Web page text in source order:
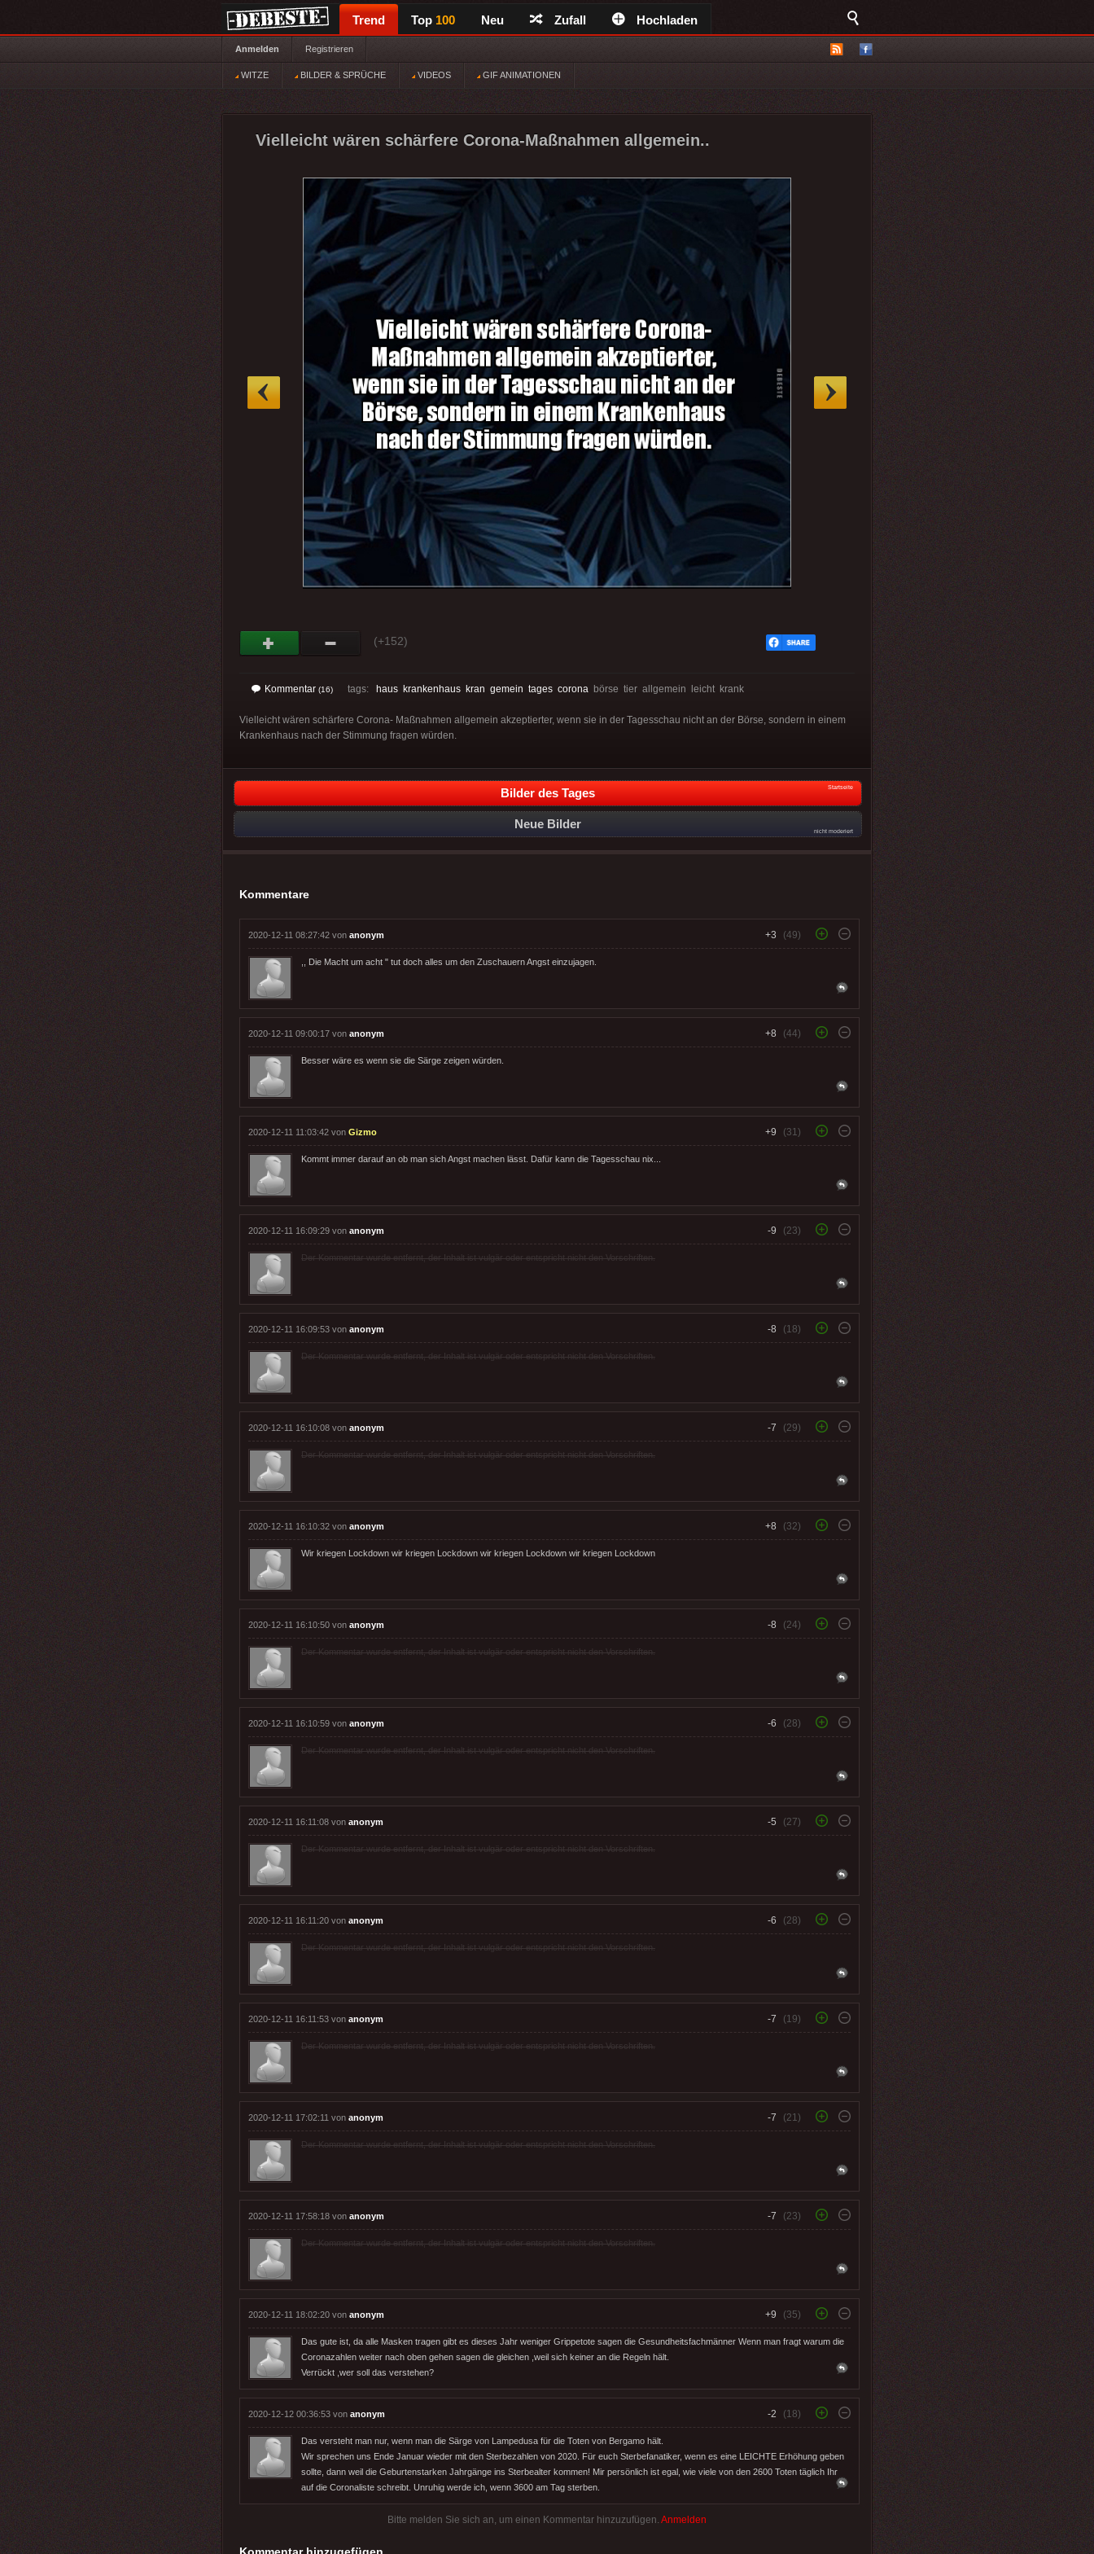
Trend Top 100 Neu Zufall Hochladen
Anmelden Registrieren
WITZE BILDER & SPRÜCHE VIDEOS GIF ANIMATIONEN
Vielleicht wären schärfere Corona-Maßnahmen allgemein..
(+152)
Kommentar (16) tags: haus krankenhaus kran gemein tages corona börse tier allgemein leicht krank
Vielleicht wären schärfere Corona- Maßnahmen allgemein akzeptierter, wenn sie in der Tagesschau nicht an der Börse, sondern in einem
Krankenhaus nach der Stimmung fragen würden.
Bilder des Tages Startseite
Neue Bilder
nicht moderiert
Kommentare
2020-12-11 08:27:42 von anonym +3 (49)
,, Die Macht um acht " tut doch alles um den Zuschauern Angst einzujagen.
2020-12-11 09:00:17 von anonym +8 (44)
Besser wäre es wenn sie die Särge zeigen würden.
2020-12-11 11:03:42 von Gizmo +9 (31)
Kommt immer darauf an ob man sich Angst machen lässt. Dafür kann die Tagesschau nix...
2020-12-11 16:09:29 von anonym -9 (23)
Der Kommentar wurde entfernt, der Inhalt ist vulgär oder entspricht nicht den Vorschriften.
2020-12-11 16:09:53 von anonym -8 (18)
Der Kommentar wurde entfernt, der Inhalt ist vulgär oder entspricht nicht den Vorschriften.
2020-12-11 16:10:08 von anonym -7 (29)
Der Kommentar wurde entfernt, der Inhalt ist vulgär oder entspricht nicht den Vorschriften.
2020-12-11 16:10:32 von anonym +8 (32)
Wir kriegen Lockdown wir kriegen Lockdown wir kriegen Lockdown wir kriegen Lockdown
2020-12-11 16:10:50 von anonym -8 (24)
Der Kommentar wurde entfernt, der Inhalt ist vulgär oder entspricht nicht den Vorschriften.
2020-12-11 16:10:59 von anonym -6 (28)
Der Kommentar wurde entfernt, der Inhalt ist vulgär oder entspricht nicht den Vorschriften.
2020-12-11 16:11:08 von anonym -5 (27)
Der Kommentar wurde entfernt, der Inhalt ist vulgär oder entspricht nicht den Vorschriften.
2020-12-11 16:11:20 von anonym -6 (28)
Der Kommentar wurde entfernt, der Inhalt ist vulgär oder entspricht nicht den Vorschriften.
2020-12-11 16:11:53 von anonym -7 (19)
Der Kommentar wurde entfernt, der Inhalt ist vulgär oder entspricht nicht den Vorschriften.
2020-12-11 17:02:11 von anonym -7 (21)
Der Kommentar wurde entfernt, der Inhalt ist vulgär oder entspricht nicht den Vorschriften.
2020-12-11 17:58:18 von anonym -7 (23)
Der Kommentar wurde entfernt, der Inhalt ist vulgär oder entspricht nicht den Vorschriften.
2020-12-11 18:02:20 von anonym +9 (35)
Das gute ist, da alle Masken tragen gibt es dieses Jahr weniger Grippetote sagen die Gesundheitsfachmänner Wenn man fragt warum die
Coronazahlen weiter nach oben gehen sagen die gleichen ,weil sich keiner an die Regeln hält.
Verrückt ,wer soll das verstehen?
2020-12-12 00:36:53 von anonym -2 (18)
Das versteht man nur, wenn man die Särge von Lampedusa für die Toten von Bergamo hält.
Wir sprechen uns Ende Januar wieder mit den Sterbezahlen von 2020. Für euch Sterbefanatiker, wenn es eine LEICHTE Erhöhung geben
sollte, dann weil die Geburtenstarken Jahrgänge ins Sterbealter kommen! Mir persönlich ist egal, wie viele von den 2600 Toten täglich Ihr
auf die Coronaliste schreibt. Unruhig werde ich, wenn 3600 am Tag sterben.
Bitte melden Sie sich an, um einen Kommentar hinzuzufügen. Anmelden